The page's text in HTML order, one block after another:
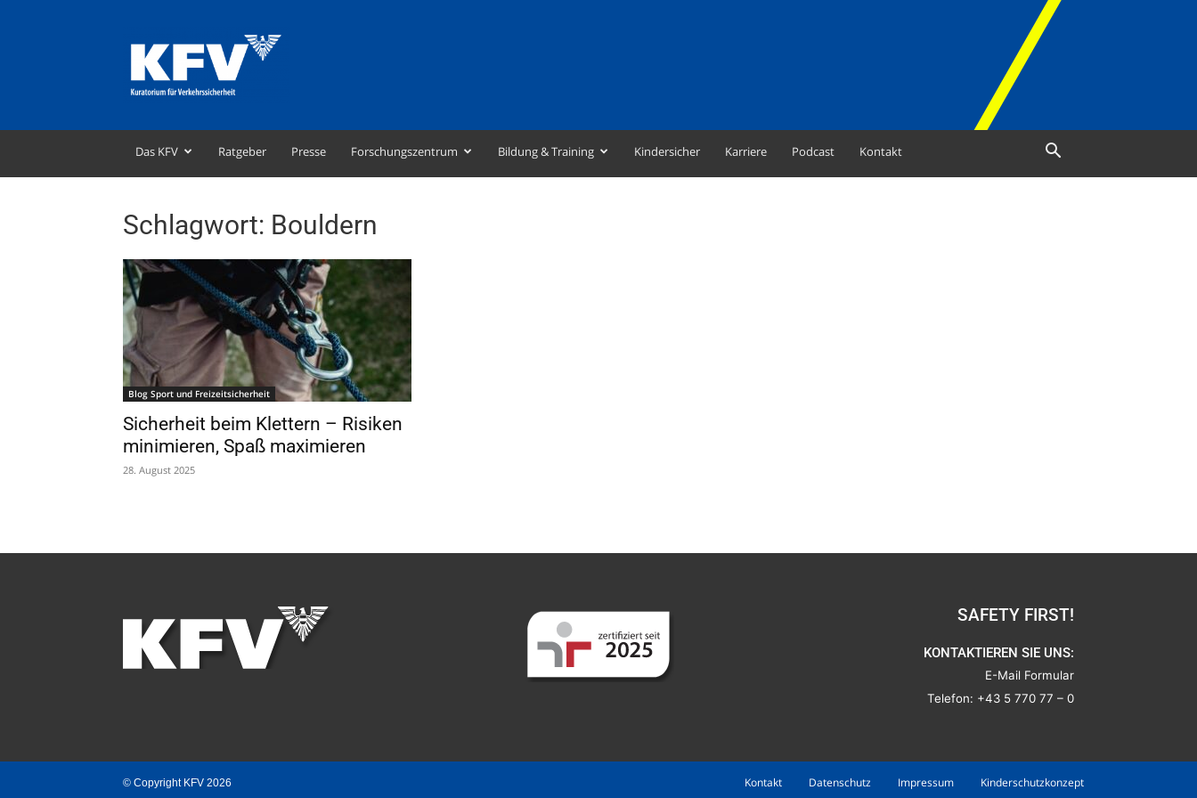
–
Kuratorium
für
Das KFV Ratgeber Presse Forschungszentrum Bildung & Training Kindersicher Karriere Podcast Kontakt
Schlagwort: Bouldern
Blog Sport und Freizeitsicherheit
Sicherheit beim Klettern – Risiken
minimieren, Spaß maximieren
28. August 2025
SAFETY FIRST!
KONTAKTIEREN SIE UNS:
E-Mail Formular
Telefon: +43 5 770 77 – 0
© Copyright KFV 2026 Kontakt Datenschutz Impressum Kinderschutzkonzept